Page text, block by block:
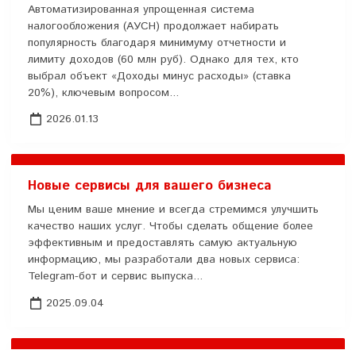
Автоматизированная упрощенная система
налогообложения (АУСН) продолжает набирать
популярность благодаря минимуму отчетности и
лимиту доходов (60 млн руб). Однако для тех, кто
выбрал объект «Доходы минус расходы» (ставка
20%), ключевым вопросом...
2026.01.13
Новые сервисы для вашего бизнеса
Мы ценим ваше мнение и всегда стремимся улучшить
качество наших услуг. Чтобы сделать общение более
эффективным и предоставлять самую актуальную
информацию, мы разработали два новых сервиса:
Telegram-бот и сервис выпуска...
2025.09.04